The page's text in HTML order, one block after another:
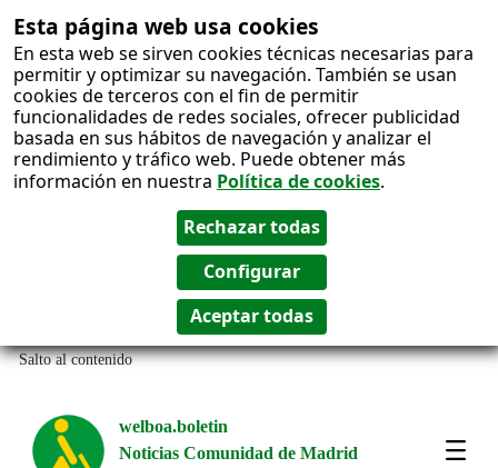
Esta página web usa cookies
En esta web se sirven cookies técnicas necesarias para
permitir y optimizar su navegación. También se usan
cookies de terceros con el fin de permitir
funcionalidades de redes sociales, ofrecer publicidad
basada en sus hábitos de navegación y analizar el
rendimiento y tráfico web. Puede obtener más
información en nuestra Política de cookies.
Salto al contenido
welboa.boletin
Noticias Comunidad de Madrid